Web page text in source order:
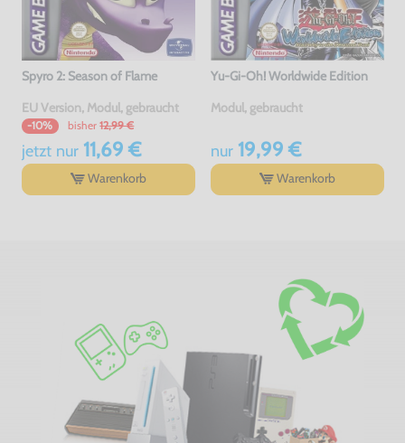
Spyro 2: Season of Flame
EU Version, Modul, gebraucht
-10% bisher 12,99 €
jetzt nur11,69 €
Warenkorb
Yu-Gi-Oh! Worldwide Edition
Modul, gebraucht
nur19,99 €
Warenkorb